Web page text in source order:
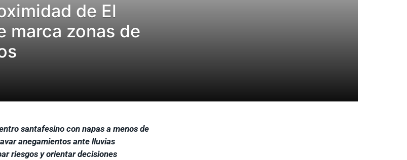
de El
marca zonas de
santafesino con napas a menos de
anegamientos ante lluvias
riesgos y orientar decisiones